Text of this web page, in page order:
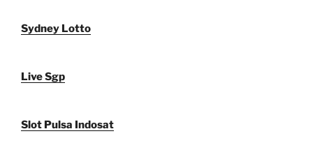
Sydney Lotto
Live Sgp
Slot Pulsa Indosat